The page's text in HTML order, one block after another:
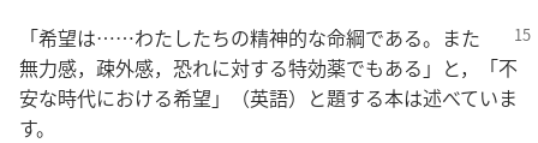
「希望は……わたしたちの精神的な命綱である。また
無力感，疎外感，恐れに対する特効薬でもある」と，「不
安な時代における希望」（英語）と題する本は述べていま
す。